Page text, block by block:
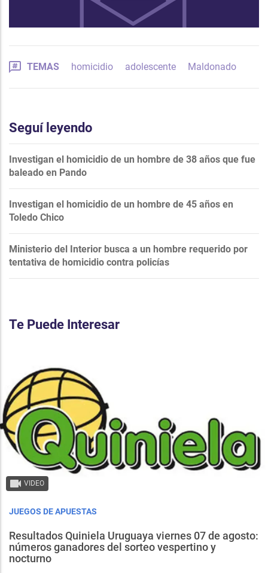
TEMAS homicidio adolescente Maldonado
Seguí leyendo
Investigan el homicidio de un hombre de 38 años que fue
baleado en Pando
Investigan el homicidio de un hombre de 45 años en
Toledo Chico
Ministerio del Interior busca a un hombre requerido por
tentativa de homicidio contra policías
Te Puede Interesar
VIDEO
JUEGOS DE APUESTAS
Resultados Quiniela Uruguaya viernes 07 de agosto:
números ganadores del sorteo vespertino y
nocturno